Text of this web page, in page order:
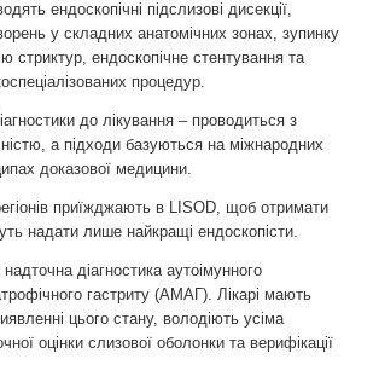
ендоскопічні підслизові дисекції,
у складних анатомічних зонах, зупинку
стриктур, ендоскопічне стентування та
процедур.
до лікування – проводиться з
а підходи базуються на міжнародних
доказової медицини.
приїжджають в LISOD, щоб отримати
надати лише найкращі ендоскопісти.
діагностика аутоімунного
гастриту (АМАГ). Лікарі мають
цього стану, володіють усіма
оцінки слизової оболонки та верифікації